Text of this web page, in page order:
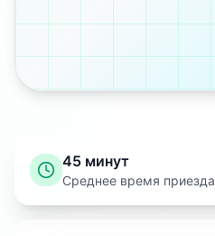
45 минут
Среднее время приезда